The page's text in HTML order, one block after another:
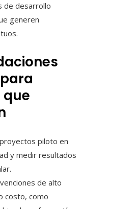
de desarrollo
generen
piloto en
y medir resultados
de alto
costo, como